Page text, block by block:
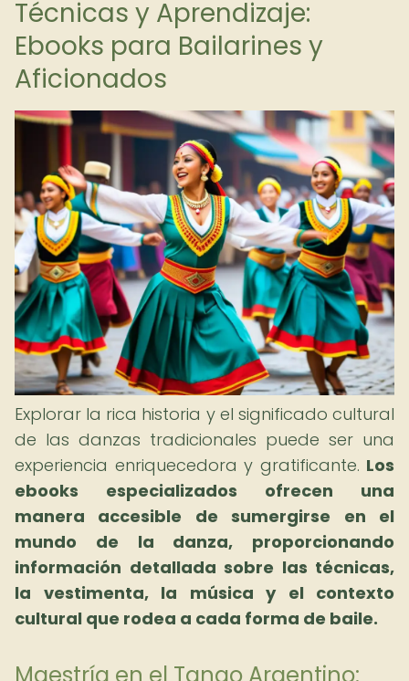
Técnicas y Aprendizaje:
Ebooks para Bailarines y
Aficionados
Explorar la rica historia y el significado cultural
de las danzas tradicionales puede ser una
experiencia enriquecedora y gratificante. Los
ebooks especializados ofrecen una
manera accesible de sumergirse en el
mundo de la danza, proporcionando
información detallada sobre las técnicas,
la vestimenta, la música y el contexto
cultural que rodea a cada forma de baile.